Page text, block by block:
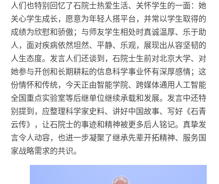
人们也特别回忆了石院士热爱生活、关怀学生的一面：她
关心学生成长，愿意为年轻人搭平台，并常以学生取得的
成绩为欣慰和骄傲；与师友学生相处时真诚温厚、乐于助
人，面对疾病依然坦然、平静、乐观，展现出从容坚韧的
人生态度。发言人们还谈到，石院士生前对北京大学、对
她参与开创和长期耕耘的信息科学事业怀有深厚感情；这
份情怀和传统，今天正由智能学院、跨媒体通用人工智能
全国重点实验室等后继单位继续承载和发展。发言中还特
别提到，应整理科学家史料、讲好中国故事、写好《石青
云传》，让石院士的事迹和精神被更多后人铭记。真挚发
言令人动容，也进一步凝聚了继承先辈开拓精神、服务国
家战略需求的共识。